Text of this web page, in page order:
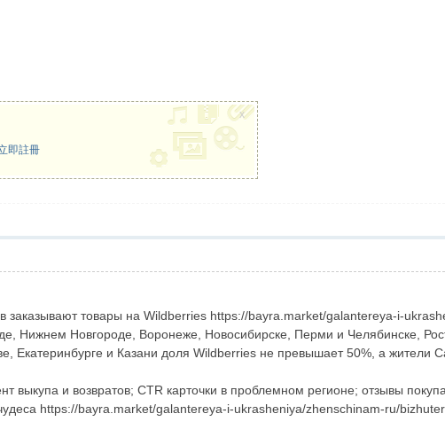
即註冊
x
заказывают товары на Wildberries https://bayra.market/galantereya-i-
Нижнем Новгороде, Воронеже, Новосибирске, Перми и Челябинске,
Екатеринбурге и Казани доля Wildberries не превышает 50%, а жители
выкупа и возвратов; CTR карточки в проблемном регионе; отзывы
https://bayra.market/galantereya-i-ukrasheniya/zhenschinam-ru/